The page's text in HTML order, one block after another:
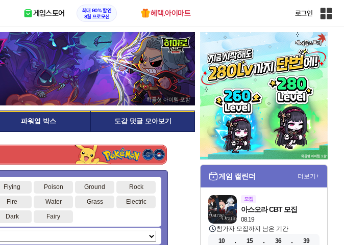
게임스토어
최대 90% 할인
8월 프로모션
혜택.아이마트 로그인
인
전
체
사
이
파워업 박스 도감 댓글 모아보기
Flying Poison Ground Rock
Fire Water Grass Electric
Dark Fairy
게임 캘린더 더보기+
모집
08.19
아스오라 CBT 모집
참가자 모집까지 남은 기간
10
15 36 38